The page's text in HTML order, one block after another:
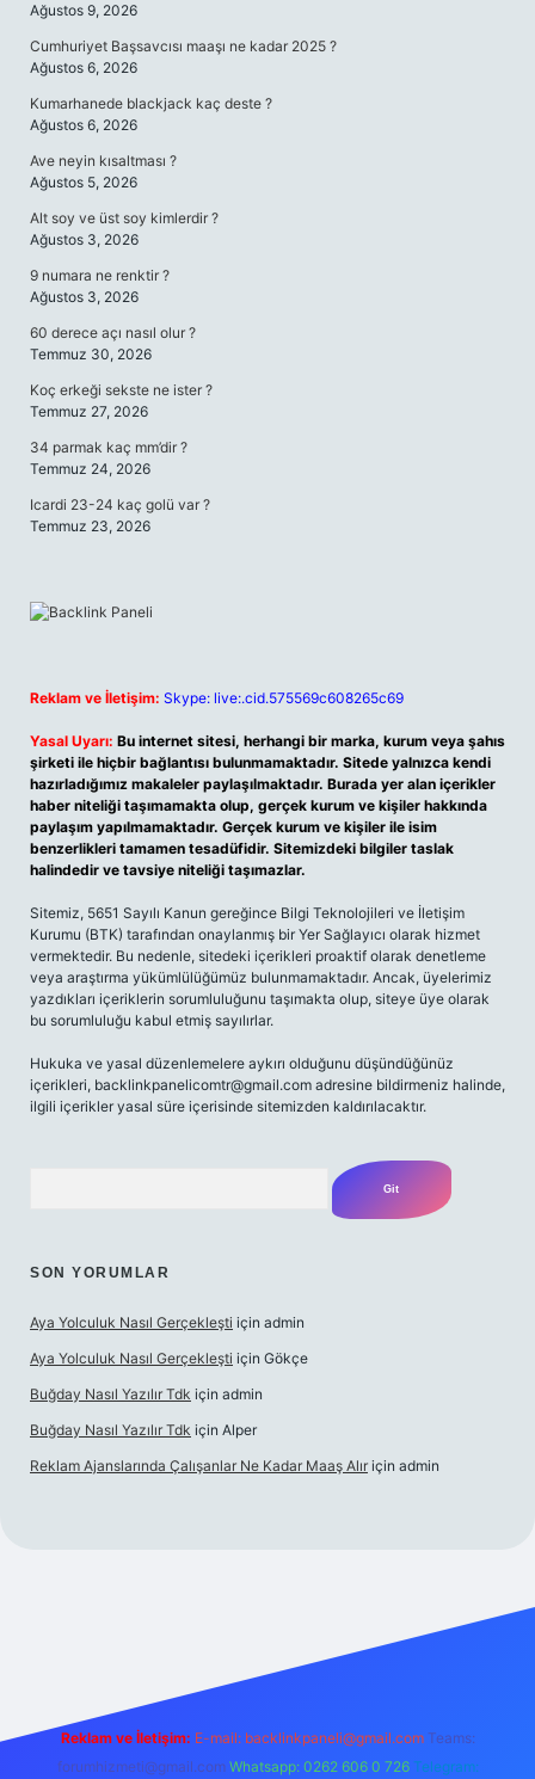
Ağustos 9, 2026
Cumhuriyet Başsavcısı maaşı ne kadar 2025 ?
Ağustos 6, 2026
Kumarhanede blackjack kaç deste ?
Ağustos 6, 2026
Ave neyin kısaltması ?
Ağustos 5, 2026
Alt soy ve üst soy kimlerdir ?
Ağustos 3, 2026
9 numara ne renktir ?
Ağustos 3, 2026
60 derece açı nasıl olur ?
Temmuz 30, 2026
Koç erkeği sekste ne ister ?
Temmuz 27, 2026
34 parmak kaç mm’dir ?
Temmuz 24, 2026
Icardi 23-24 kaç golü var ?
Temmuz 23, 2026
Reklam ve İletişim: Skype: live:.cid.575569c608265c69
Yasal Uyarı: Bu internet sitesi, herhangi bir marka, kurum veya şahıs
şirketi ile hiçbir bağlantısı bulunmamaktadır. Sitede yalnızca kendi
hazırladığımız makaleler paylaşılmaktadır. Burada yer alan içerikler
haber niteliği taşımamakta olup, gerçek kurum ve kişiler hakkında
paylaşım yapılmamaktadır. Gerçek kurum ve kişiler ile isim
benzerlikleri tamamen tesadüfidir. Sitemizdeki bilgiler taslak
halindedir ve tavsiye niteliği taşımazlar.
Sitemiz, 5651 Sayılı Kanun gereğince Bilgi Teknolojileri ve İletişim
Kurumu (BTK) tarafından onaylanmış bir Yer Sağlayıcı olarak hizmet
vermektedir. Bu nedenle, sitedeki içerikleri proaktif olarak denetleme
veya araştırma yükümlülüğümüz bulunmamaktadır. Ancak, üyelerimiz
yazdıkları içeriklerin sorumluluğunu taşımakta olup, siteye üye olarak
bu sorumluluğu kabul etmiş sayılırlar.
Hukuka ve yasal düzenlemelere aykırı olduğunu düşündüğünüz
içerikleri, backlinkpanelicomtr@gmail.com adresine bildirmeniz halinde,
ilgili içerikler yasal süre içerisinde sitemizden kaldırılacaktır.
SON YORUMLAR
Aya Yolculuk Nasıl Gerçekleşti için admin
Aya Yolculuk Nasıl Gerçekleşti için Gökçe
Buğday Nasıl Yazılır Tdk için admin
Buğday Nasıl Yazılır Tdk için Alper
Reklam Ajanslarında Çalışanlar Ne Kadar Maaş Alır için admin
Reklam ve İletişim: E-mail: backlinkpaneli@gmail.com Teams:
forumhizmeti@gmail.com Whatsapp: 0262 606 0 726 Telegram: